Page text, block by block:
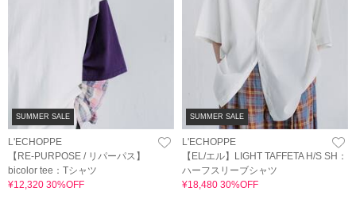
SUMMER SALE
L'ECHOPPE
【RE-PURPOSE / リパーパス】
bicolor tee：Tシャツ
¥12,320 30%OFF
SUMMER SALE
L'ECHOPPE
【EL/エル】LIGHT TAFFETA H/S SH：
ハーフスリーブシャツ
¥18,480 30%OFF